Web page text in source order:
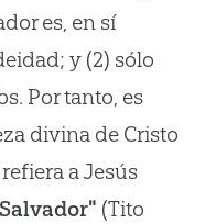
es, en sí
y (2) sólo
Por tanto, es
divina de Cristo
a Jesús
(Tito